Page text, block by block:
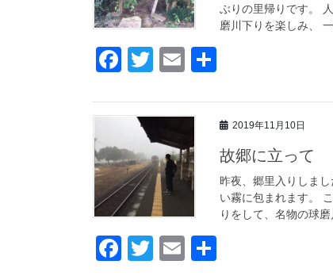
ぶりの里帰りです。
磨川下りを楽しみ、
F
c
b
o
o
k
T
tt
er
E
ail
2019年11月10日
故郷に立って
昨夜、郷里入りしま
い霧に包まれます。
りをして、名物の球
F
T
E